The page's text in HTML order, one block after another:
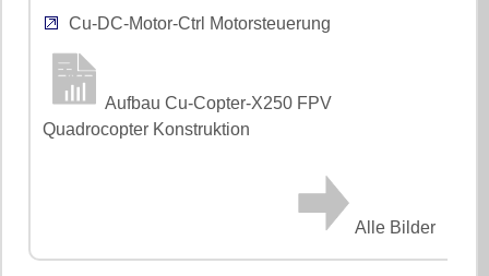
Cu-DC-Motor-Ctrl Motorsteuerung
Aufbau Cu-Copter-X250 FPV
Quadrocopter Konstruktion
Alle Bilder